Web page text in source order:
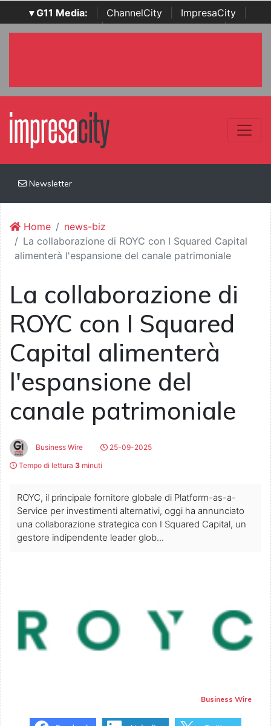
▾ G11 Media: ChannelCity ImpresaCity
SecurityOpenLab | Italian Channel Awards | Italian
Newsletter
Home
news-biz
La collaborazione di ROYC con I Squared Capital
alimenterà l'espansione del canale patrimoniale
La collaborazione di
ROYC con I Squared
Capital alimenterà
l'espansione del
canale patrimoniale
Business Wire
25-09-2025
Tempo di lettura 3 minuti
ROYC, il principale fornitore globale di Platform-as-a-
Service per investimenti alternativi, oggi ha annunciato
una collaborazione strategica con I Squared Capital, un
gestore indipendente leader glob...
Business Wire